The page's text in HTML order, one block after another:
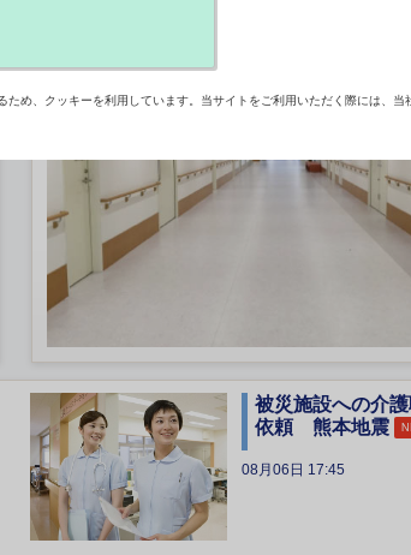
被災施設への介
依頼 熊本地震
08月06日 17:45
め、クッキーを利用しています。当サイトをご利用いただく際には、